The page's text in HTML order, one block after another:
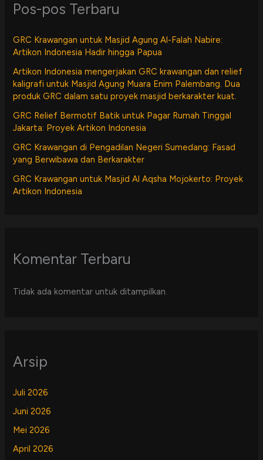
Pos-pos Terbaru
GRC Krawangan untuk Masjid Agung Al-Falah Nabire:
Artikon Indonesia Hadir hingga Papua
Artikon Indonesia mengerjakan GRC krawangan dan relief
kaligrafi untuk Masjid Agung Muara Enim Palembang. Dua
produk GRC dalam satu proyek masjid berkarakter kuat.
GRC Relief Bermotif Batik untuk Pagar Rumah Tinggal
Jakarta: Proyek Artikon Indonesia
GRC Krawangan di Pengadilan Negeri Sumedang: Fasad
yang Berwibawa dan Berkarakter
GRC Krawangan untuk Masjid Al Aqsha Mojokerto: Proyek
Artikon Indonesia
Komentar Terbaru
Tidak ada komentar untuk ditampilkan.
Arsip
Juli 2026
Juni 2026
Mei 2026
April 2026